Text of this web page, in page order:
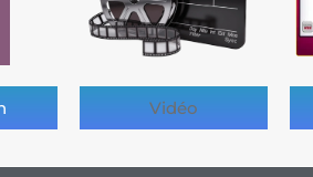
Vidéo